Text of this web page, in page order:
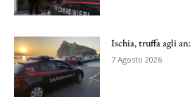
Ischia, truffa agli
7 Agosto 2026